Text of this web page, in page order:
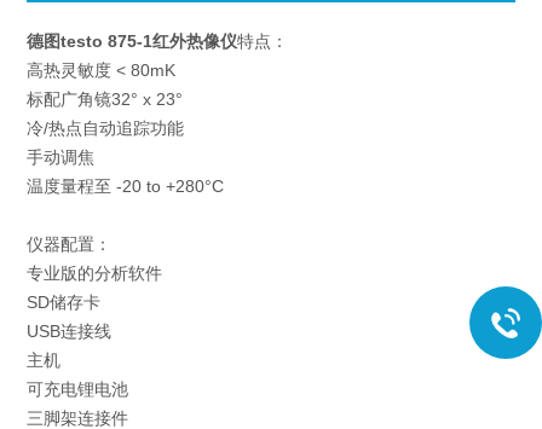
德图testo 875-1红外热像仪特点：
高热灵敏度 < 80mK
标配广角镜32° x 23°
冷/热点自动追踪功能
手动调焦
温度量程至 -20 to +280°C
仪器配置：
专业版的分析软件
SD储存卡
USB连接线
主机
可充电锂电池
三脚架连接件